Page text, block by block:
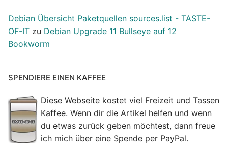
Debian Übersicht Paketquellen sources.list - TASTE-
OF-IT zu Debian Upgrade 11 Bullseye auf 12
Bookworm
SPENDIERE EINEN KAFFEE
Diese Webseite kostet viel Freizeit und Tassen
Kaffee. Wenn dir die Artikel helfen und wenn
du etwas zurück geben möchtest, dann freue
ich mich über eine Spende per PayPal.